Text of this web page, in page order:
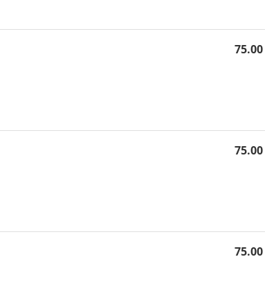
75.00
75.00
75.00